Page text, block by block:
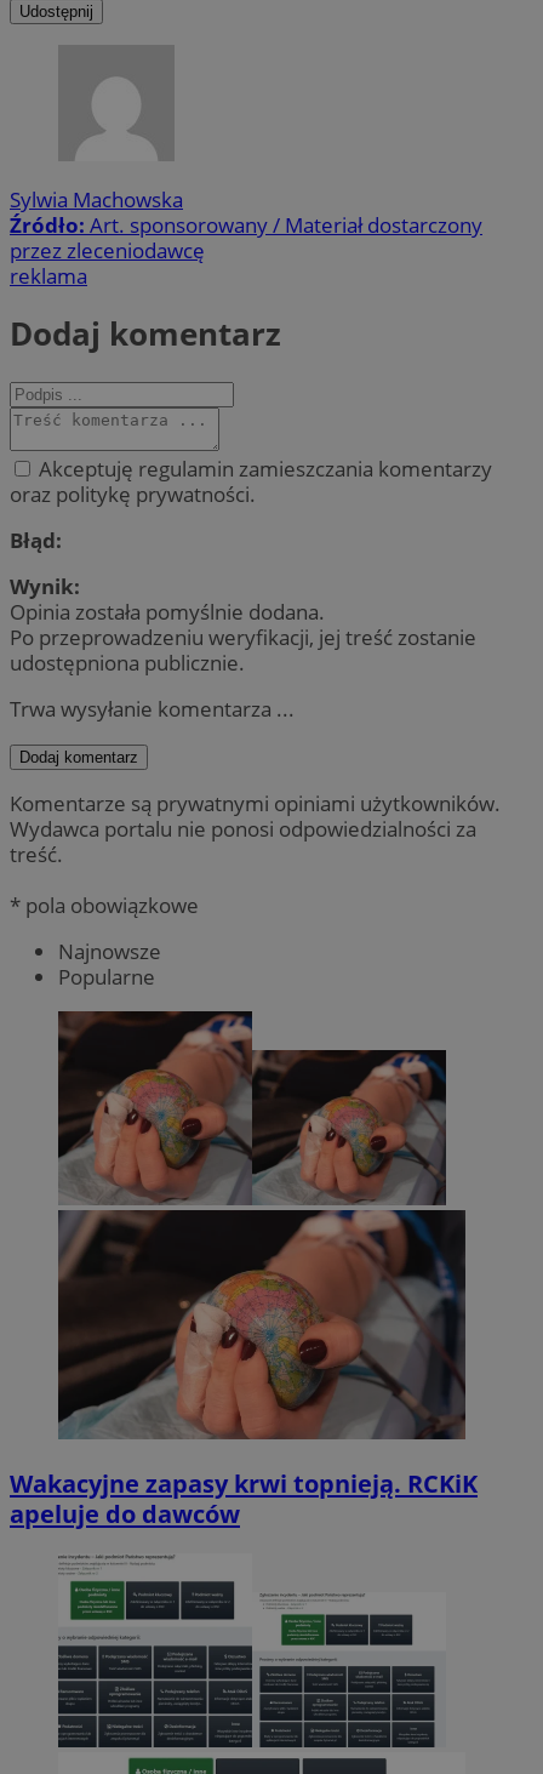
Udostępnij
Sylwia Machowska
Źródło: Art. sponsorowany / Materiał dostarczony
przez zleceniodawcę
reklama
Dodaj komentarz
Akceptuję regulamin zamieszczania komentarzy
oraz politykę prywatności.
Błąd:
Wynik:
Opinia została pomyślnie dodana.
Po przeprowadzeniu weryfikacji, jej treść zostanie
udostępniona publicznie.
Trwa wysyłanie komentarza ...
Dodaj komentarz
Komentarze są prywatnymi opiniami użytkowników.
Wydawca portalu nie ponosi odpowiedzialności za
treść.
* pola obowiązkowe
Najnowsze
Popularne
Wakacyjne zapasy krwi topnieją. RCKiK
apeluje do dawców